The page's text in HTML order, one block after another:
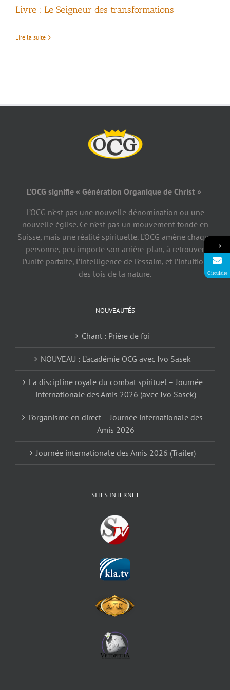
Livre : Le Seigneur des transformations
Lire la suite
L’OCG signifie « Génération Organique de Christ »
L’OCG n’est pas une nouvelle dénomination ou une
nouvelle église. Ce n’est pas un mouvement fondé en
Suisse, mais une réalité spirituelle. L’OCG amène chaque
personne, peu importe son arrière-plan, à retrouver
l’unité parfaite, l’intelligence de l’essaim, et l’intuition
des lois de la nature.
NOUVEAUTÉS
Chant : Prière de foi
NOUVEAU : L’académie OCG avec Ivo Sasek
La discipline royale du combat spirituel – Journée
internationale des Amis 2026 (avec Ivo Sasek)
L’organisme en direct – Journée internationale des
Amis 2026
Journée internationale des Amis 2026 (Trailer)
SITES INTERNET
→
Circulaire